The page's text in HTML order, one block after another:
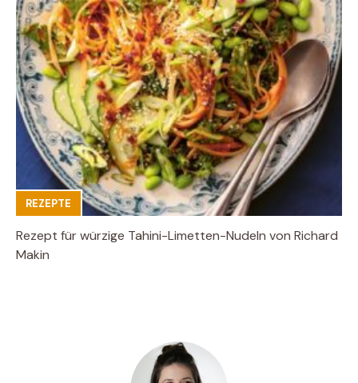
REZEPTE
Rezept für würzige Tahini-Limetten-Nudeln von Richard
Makin